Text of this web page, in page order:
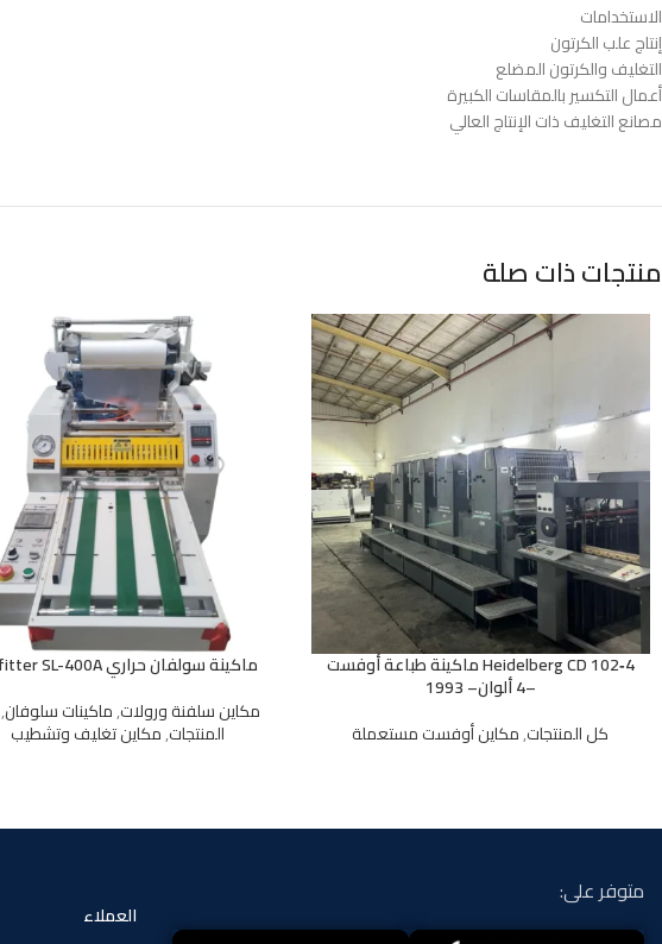
الاستخدامات
إنتاج علب الكرتون
التغليف والكرتون المضلع
أعمال التكسير بالمقاسات الكبيرة
مصانع التغليف ذات الإنتاج العالي
منتجات ذات صلة
Heidelberg CD 102‑4 ماكينة طباعة أوفست
–4 ألوان– 1993
كل المنتجات,مكاين أوفست مستعملة
ماكينة سولفان حراري Befitter SL-400A
مكاين سلفنة ورولات,ماكينات سلوفان,
المنتجات,مكاين تغليف وتشطيب
متوفر على:
العملاء